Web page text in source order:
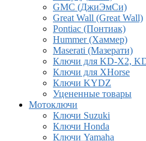
GMC (ДжиЭмСи)
Great Wall (Great Wall)
Pontiac (Понтиак)
Hummer (Хаммер)
Maserati (Мазерати)
Ключи для KD-X2,
Ключи для XHorse
Ключи KYDZ
Уцененные товары
Мотоключи
Ключи Suzuki
Ключи Honda
Ключи Yamaha